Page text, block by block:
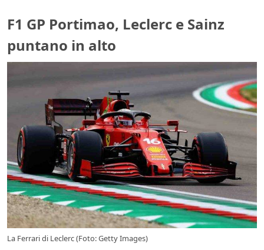
F1 GP Portimao, Leclerc e Sainz
puntano in alto
La Ferrari di Leclerc (Foto: Getty Images)